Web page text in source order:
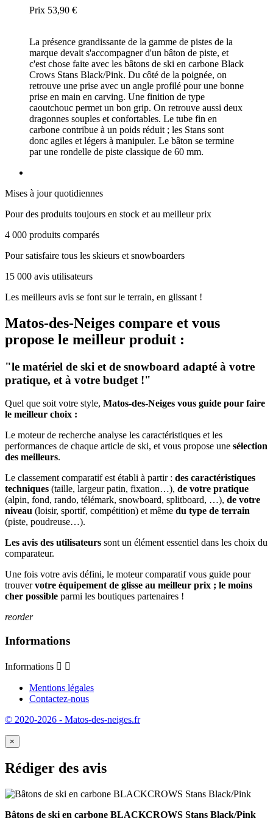
Prix 53,90 €
La présence grandissante de la gamme de pistes de la
marque devait s'accompagner d'un bâton de piste, et
c'est chose faite avec les bâtons de ski en carbone Black
Crows Stans Black/Pink. Du côté de la poignée, on
retrouve une prise avec un angle profilé pour une bonne
prise en main en carving. Une finition de type
caoutchouc permet un bon grip. On retrouve aussi deux
dragonnes souples et confortables. Le tube fin en
carbone contribue à un poids réduit ; les Stans sont
donc agiles et légers à manipuler. Le bâton se termine
par une rondelle de piste classique de 60 mm.
Mises à jour quotidiennes
Pour des produits toujours en stock et au meilleur prix
4 000 produits comparés
Pour satisfaire tous les skieurs et snowboarders
15 000 avis utilisateurs
Les meilleurs avis se font sur le terrain, en glissant !
Matos-des-Neiges compare et vous
propose le meilleur produit :
"le matériel de ski et de snowboard adapté à votre
pratique, et à votre budget !"
Quel que soit votre style, Matos-des-Neiges vous guide pour faire
le meilleur choix :
Le moteur de recherche analyse les caractéristiques et les
performances de chaque article de ski, et vous propose une sélection
des meilleurs.
Le classement comparatif est établi à partir : des caractéristiques
techniques (taille, largeur patin, fixation…), de votre pratique
(alpin, fond, rando, télémark, snowboard, splitboard, …), de votre
niveau (loisir, sportif, compétition) et même du type de terrain
(piste, poudreuse…).
Les avis des utilisateurs sont un élément essentiel dans les choix du
comparateur.
Une fois votre avis défini, le moteur comparatif vous guide pour
trouvervotre équipement de glisse au meilleur prix ; le moins
cher possible parmi les boutiques partenaires !
reorder
Informations
Informations  
Mentions légales
Contactez-nous
© 2020-2026 - Matos-des-neiges.fr
×
Rédiger des avis
Bâtons de ski en carbone BLACKCROWS Stans Black/Pink